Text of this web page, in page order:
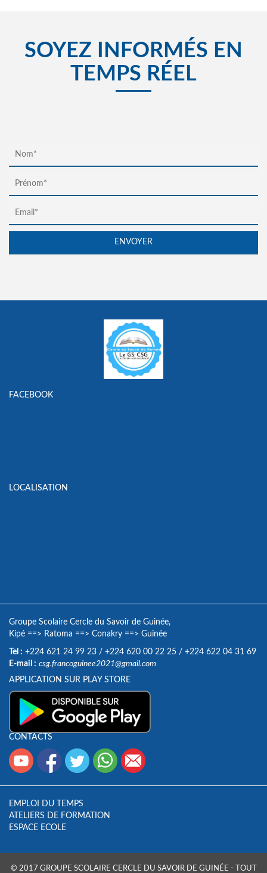
SOYEZ INFORMÉS EN
TEMPS RÉEL
FACEBOOK
LOCALISATION
Groupe Scolaire Cercle du Savoir de Guinée,
Kipé ==> Ratoma ==> Conakry ==> Guinée
Tel : +224 621 24 99 23 / +224 620 00 22 25 / +224 622 04 31 69
E-mail : csg.francoguinee2021@gmail.com
APPLICATION SUR PLAY STORE
CONTACTS
EMPLOI DU TEMPS
ATELIERS DE FORMATION
ESPACE ECOLE
© 2017 GROUPE SCOLAIRE CERCLE DU SAVOIR DE GUINÉE - TOUT